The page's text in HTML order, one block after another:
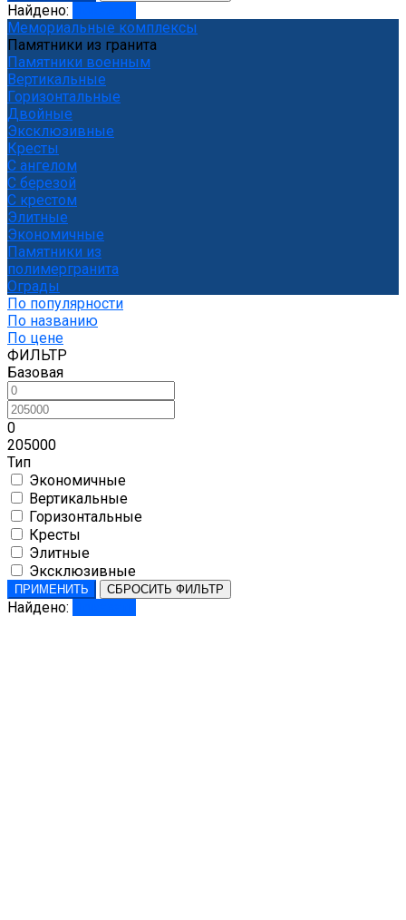
Найдено:
Мемориальные комплексы
Памятники из гранита
Памятники военным
Вертикальные
Горизонтальные
Двойные
Эксклюзивные
Кресты
С ангелом
С березой
С крестом
Элитные
Экономичные
Памятники из
полимергранита
Ограды
По популярности
По названию
По цене
ФИЛЬТР
Базовая
0
205000
Тип
Экономичные
Вертикальные
Горизонтальные
Кресты
Элитные
Эксклюзивные
ПРИМЕНИТЬ СБРОСИТЬ ФИЛЬТР
Найдено: